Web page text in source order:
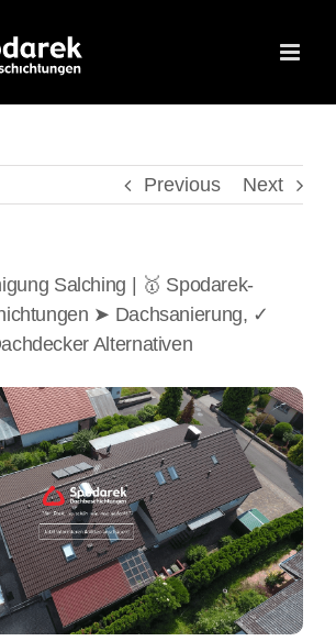
Previous Next
Salching | 🥇 Spodarek-
➤ Dachsanierung, ✓
Alternativen